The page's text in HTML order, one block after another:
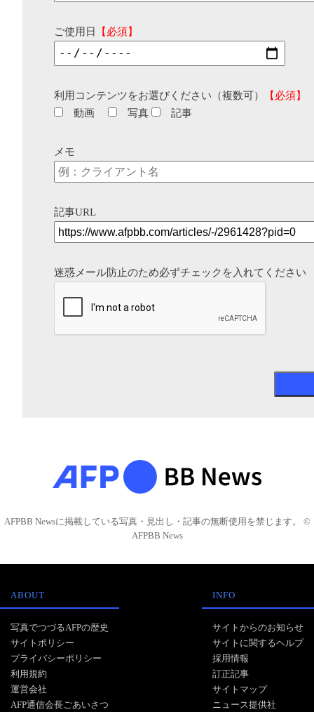
ご使用日 【必須】
利用コンテンツをお選びください（複数可）
【必須】
動画
写真 記事
メモ
記事URL
迷惑メール防止のため必ずチェックを入れてください
AFPBB Newsに掲載している写真・見出し・記事の無断使用を禁じます。 ©
AFPBB News
ABOUT
写真でつづるAFPの歴史
サイトポリシー
プライバシーポリシー
利用規約
運営会社
AFP通信会長ごあいさつ
INFO
サイトからのお知らせ
サイトに関するヘルプ
採用情報
訂正記事
サイトマップ
ニュース提供社